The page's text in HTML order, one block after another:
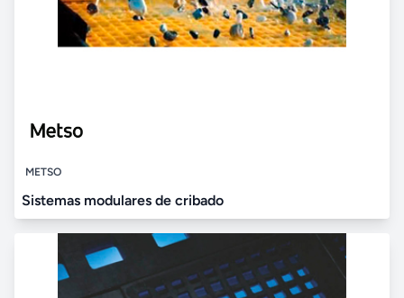
METSO
Sistemas modulares de cribado